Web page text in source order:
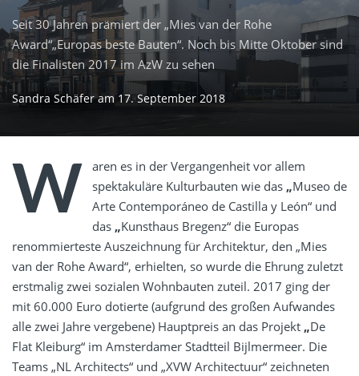
Seit 30 Jahren prämiert der „Mies van der Rohe
Award“„Europas beste Bauten“. Noch bis Mitte Oktober sind
die Finalisten 2017 im AzW zu sehen
Sandra Schäferam 17. September 2018
W aren es in der Vergangenheit vor allem
spektakuläre Kulturbauten wie das „Museo de
Arte Contemporáneo de Castilla y León“ und
das „Kunsthaus Bregenz“ die Europas
renommierteste Auszeichnung für Architektur, den „Mies
van der Rohe Award“, erhielten, so wurde die Ehrung zuletzt
erstmalig zwei sozialen Wohnbauten zuteil. 2017 ging der
mit 60.000 Euro dotierte (aufgrund des großen Aufwandes
alle zwei Jahre vergebene) Hauptpreis an das Projekt „De
Flat Kleiburg“ im Amsterdamer Stadtteil Bijlmermeer. Die
Teams „NL Architects“ und „XVW Architectuur“ zeichneten